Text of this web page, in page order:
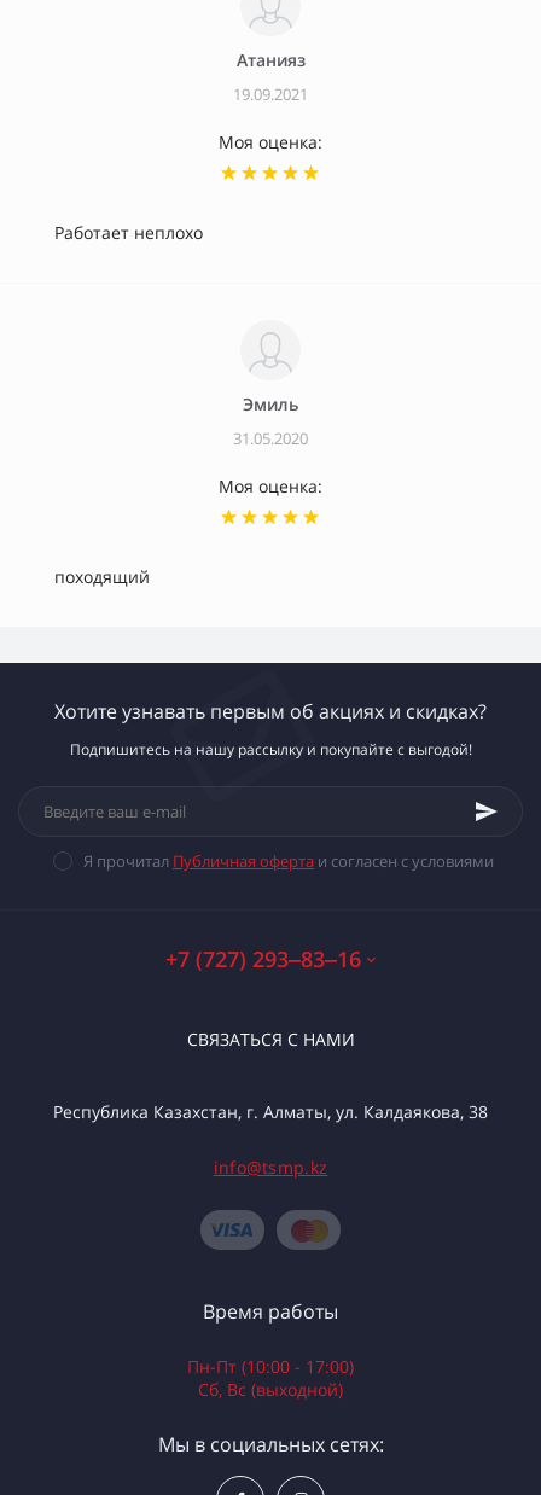
Атанияз
19.09.2021
Моя оценка:
Работает неплохо
Эмиль
31.05.2020
Моя оценка:
походящий
Хотите узнавать первым об акциях и скидках?
Подпишитесь на нашу рассылку и покупайте с выгодой!
Я прочитал Публичная оферта и согласен с условиями
+7 (727) 293‒83‒16
СВЯЗАТЬСЯ С НАМИ
Республика Казахстан, г. Алматы, ул. Калдаякова, 38
info@tsmp.kz
Время работы
Пн-Пт (10:00 - 17:00)
Сб, Вс (выходной)
Мы в социальных сетях: